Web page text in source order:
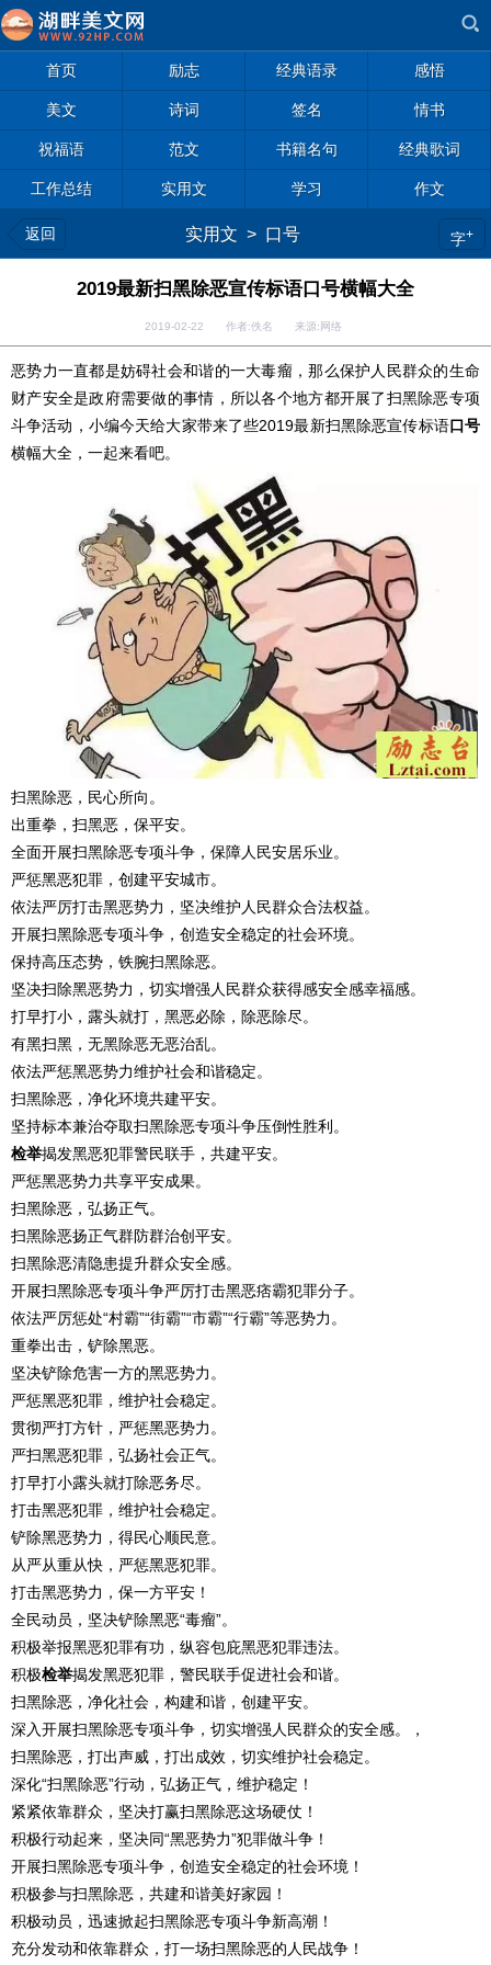
首页 励志 经典语录 感悟
美文 诗词 签名 情书
祝福语 范文 书籍名句 经典歌词
工作总结 实用文 学习 作文
返回 实用文 > 口号 字+
2019最新扫黑除恶宣传标语口号横幅大全
2019-02-22 作者:佚名 来源:网络
恶势力一直都是妨碍社会和谐的一大毒瘤，那么保护人民群众的生命
财产安全是政府需要做的事情，所以各个地方都开展了扫黑除恶专项
斗争活动，小编今天给大家带来了些2019最新扫黑除恶宣传标语口号
横幅大全，一起来看吧。
扫黑除恶，民心所向。
出重拳，扫黑恶，保平安。
全面开展扫黑除恶专项斗争，保障人民安居乐业。
严惩黑恶犯罪，创建平安城市。
依法严厉打击黑恶势力，坚决维护人民群众合法权益。
开展扫黑除恶专项斗争，创造安全稳定的社会环境。
保持高压态势，铁腕扫黑除恶。
坚决扫除黑恶势力，切实增强人民群众获得感安全感幸福感。
打早打小，露头就打，黑恶必除，除恶除尽。
有黑扫黑，无黑除恶无恶治乱。
依法严惩黑恶势力维护社会和谐稳定。
扫黑除恶，净化环境共建平安。
坚持标本兼治夺取扫黑除恶专项斗争压倒性胜利。
检举揭发黑恶犯罪警民联手，共建平安。
严惩黑恶势力共享平安成果。
扫黑除恶，弘扬正气。
扫黑除恶扬正气群防群治创平安。
扫黑除恶清隐患提升群众安全感。
开展扫黑除恶专项斗争严厉打击黑恶痞霸犯罪分子。
依法严厉惩处“村霸”“街霸”“市霸”“行霸”等恶势力。
重拳出击，铲除黑恶。
坚决铲除危害一方的黑恶势力。
严惩黑恶犯罪，维护社会稳定。
贯彻严打方针，严惩黑恶势力。
严扫黑恶犯罪，弘扬社会正气。
打早打小露头就打除恶务尽。
打击黑恶犯罪，维护社会稳定。
铲除黑恶势力，得民心顺民意。
从严从重从快，严惩黑恶犯罪。
打击黑恶势力，保一方平安！
全民动员，坚决铲除黑恶“毒瘤”。
积极举报黑恶犯罪有功，纵容包庇黑恶犯罪违法。
积极检举揭发黑恶犯罪，警民联手促进社会和谐。
扫黑除恶，净化社会，构建和谐，创建平安。
深入开展扫黑除恶专项斗争，切实增强人民群众的安全感。，
扫黑除恶，打出声威，打出成效，切实维护社会稳定。
深化“扫黑除恶”行动，弘扬正气，维护稳定！
紧紧依靠群众，坚决打赢扫黑除恶这场硬仗！
积极行动起来，坚决同“黑恶势力”犯罪做斗争！
开展扫黑除恶专项斗争，创造安全稳定的社会环境！
积极参与扫黑除恶，共建和谐美好家园！
积极动员，迅速掀起扫黑除恶专项斗争新高潮！
充分发动和依靠群众，打一场扫黑除恶的人民战争！